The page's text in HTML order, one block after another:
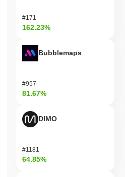
#171
162.23%
Bubblemaps
#957
81.67%
DIMO
#1181
64.85%